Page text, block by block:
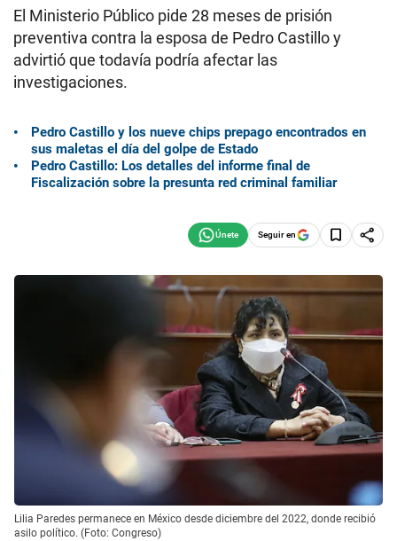
El Ministerio Público pide 28 meses de prisión
preventiva contra la esposa de Pedro Castillo y
advirtió que todavía podría afectar las
investigaciones.
Pedro Castillo y los nueve chips prepago encontrados en
sus maletas el día del golpe de Estado
Pedro Castillo: Los detalles del informe final de
Fiscalización sobre la presunta red criminal familiar
Seguir en
Lilia Paredes permanece en México desde diciembre del 2022, donde recibió
asilo político. (Foto: Congreso)